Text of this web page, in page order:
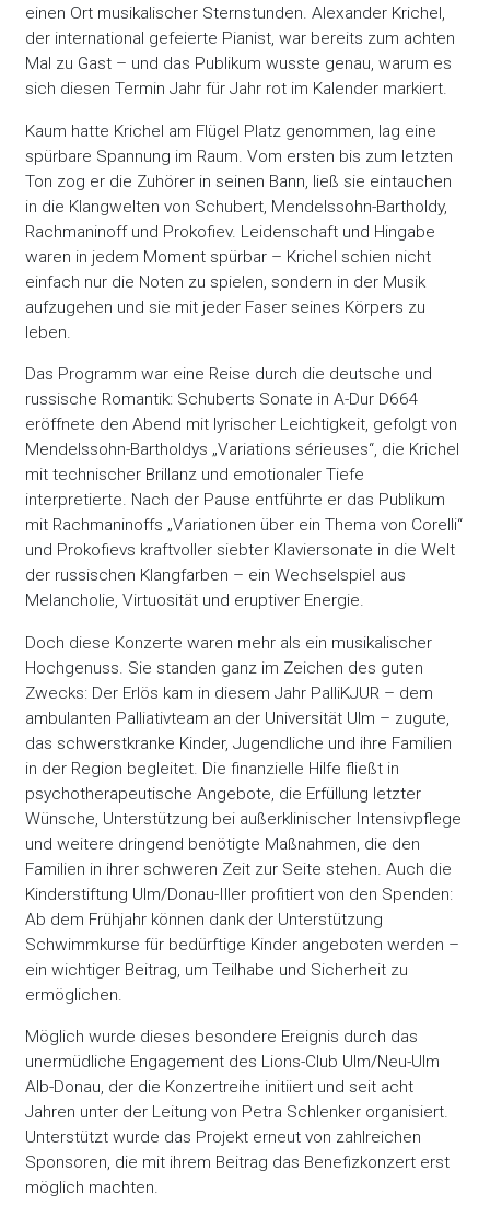
einen Ort musikalischer Sternstunden. Alexander Krichel,
der international gefeierte Pianist, war bereits zum achten
Mal zu Gast – und das Publikum wusste genau, warum es
sich diesen Termin Jahr für Jahr rot im Kalender markiert.
Kaum hatte Krichel am Flügel Platz genommen, lag eine
spürbare Spannung im Raum. Vom ersten bis zum letzten
Ton zog er die Zuhörer in seinen Bann, ließ sie eintauchen
in die Klangwelten von Schubert, Mendelssohn-Bartholdy,
Rachmaninoff und Prokofiev. Leidenschaft und Hingabe
waren in jedem Moment spürbar – Krichel schien nicht
einfach nur die Noten zu spielen, sondern in der Musik
aufzugehen und sie mit jeder Faser seines Körpers zu
leben.
Das Programm war eine Reise durch die deutsche und
russische Romantik: Schuberts Sonate in A-Dur D664
eröffnete den Abend mit lyrischer Leichtigkeit, gefolgt von
Mendelssohn-Bartholdys „Variations sérieuses“, die Krichel
mit technischer Brillanz und emotionaler Tiefe
interpretierte. Nach der Pause entführte er das Publikum
mit Rachmaninoffs „Variationen über ein Thema von Corelli“
und Prokofievs kraftvoller siebter Klaviersonate in die Welt
der russischen Klangfarben – ein Wechselspiel aus
Melancholie, Virtuosität und eruptiver Energie.
Doch diese Konzerte waren mehr als ein musikalischer
Hochgenuss. Sie standen ganz im Zeichen des guten
Zwecks: Der Erlös kam in diesem Jahr PalliKJUR – dem
ambulanten Palliativteam an der Universität Ulm – zugute,
das schwerstkranke Kinder, Jugendliche und ihre Familien
in der Region begleitet. Die finanzielle Hilfe fließt in
psychotherapeutische Angebote, die Erfüllung letzter
Wünsche, Unterstützung bei außerklinischer Intensivpflege
und weitere dringend benötigte Maßnahmen, die den
Familien in ihrer schweren Zeit zur Seite stehen. Auch die
Kinderstiftung Ulm/Donau-Iller profitiert von den Spenden:
Ab dem Frühjahr können dank der Unterstützung
Schwimmkurse für bedürftige Kinder angeboten werden –
ein wichtiger Beitrag, um Teilhabe und Sicherheit zu
ermöglichen.
Möglich wurde dieses besondere Ereignis durch das
unermüdliche Engagement des Lions-Club Ulm/Neu-Ulm
Alb-Donau, der die Konzertreihe initiiert und seit acht
Jahren unter der Leitung von Petra Schlenker organisiert.
Unterstützt wurde das Projekt erneut von zahlreichen
Sponsoren, die mit ihrem Beitrag das Benefizkonzert erst
möglich machten.